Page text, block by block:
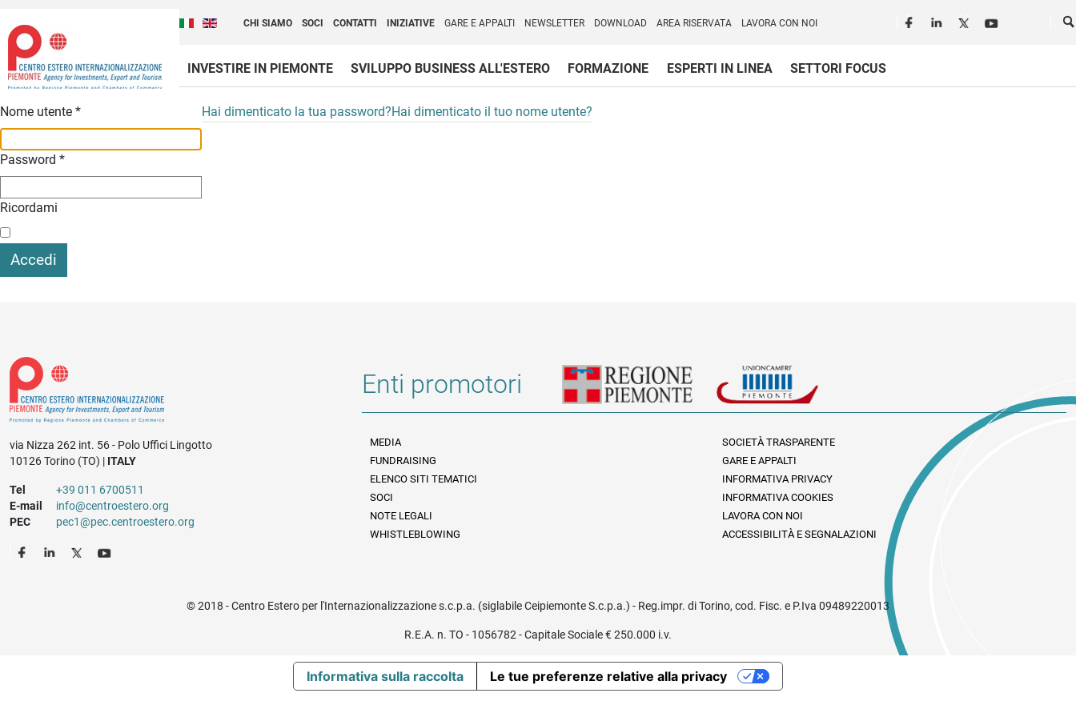
Italiano (Italia)
English (United Kingdom)
CHI SIAMO SOCI CONTATTI INIZIATIVE GARE E APPALTI NEWSLETTER DOWNLOAD AREA RISERVATA LAVORA CON NOI Seguici in rete
INVESTIRE IN PIEMONTE SVILUPPO BUSINESS ALL'ESTERO FORMAZIONE ESPERTI IN LINEA
SETTORI FOCUS
Nome utente *
Password *
Ricordami
Accedi
Hai dimenticato la tua password?Hai dimenticato il tuo nome utente?
via Nizza 262 int. 56 - Polo Uffici Lingotto
10126 Torino (TO) | ITALY
Tel
+39 011 6700511
E-mail
info@centroestero.org
PEC
pec1@pec.centroestero.org
Enti promotori
Informazioni legali e trasparenza
MEDIA
SOCIETÀ TRASPARENTE
FUNDRAISING
GARE E APPALTI
ELENCO SITI TEMATICI
INFORMATIVA PRIVACY
SOCI
INFORMATIVA COOKIES
NOTE LEGALI
LAVORA CON NOI
WHISTLEBLOWING
ACCESSIBILITÀ E SEGNALAZIONI
© 2018 - Centro Estero per l'Internazionalizzazione s.c.p.a. (siglabile Ceipiemonte S.c.p.a.) - Reg.impr. di Torino, cod. Fisc. e P.Iva 09489220013
R.E.A. n. TO - 1056782 - Capitale Sociale € 250.000 i.v.
Informativa sulla raccolta Le tue preferenze relative alla privacy